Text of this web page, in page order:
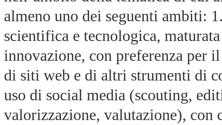
almeno uno dei seguenti ambiti:
scientifica e tecnologica,
innovazione, con preferenza per
di siti web e di altri strumenti di
uso di social media (scouting,
valorizzazione, valutazione), con